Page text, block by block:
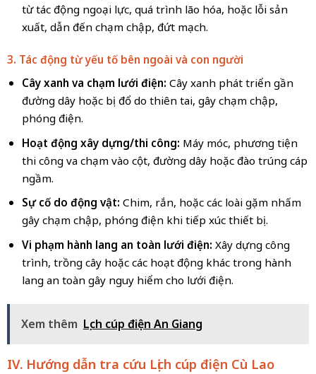
từ tác động ngoại lực, quá trình lão hóa, hoặc lỗi sản
xuất, dẫn đến chạm chập, đứt mạch.
3. Tác động từ yếu tố bên ngoài và con người
Cây xanh va chạm lưới điện: Cây xanh phát triển gần
đường dây hoặc bị đổ do thiên tai, gây chạm chập,
phóng điện.
Hoạt động xây dựng/thi công: Máy móc, phương tiện
thi công va chạm vào cột, đường dây hoặc đào trúng cáp
ngầm.
Sự cố do động vật: Chim, rắn, hoặc các loài gặm nhấm
gây chạm chập, phóng điện khi tiếp xúc thiết bị.
Vi phạm hành lang an toàn lưới điện: Xây dựng công
trình, trồng cây hoặc các hoạt động khác trong hành
lang an toàn gây nguy hiểm cho lưới điện.
Xem thêm Lịch cúp điện An Giang
IV. Hướng dẫn tra cứu Lịch cúp điện Cù Lao